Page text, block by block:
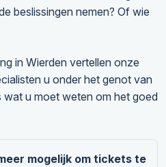
beslissingen nemen? Of wie
in Wierden vertellen onze
u onder het genot van
u moet weten om het goed
mogelijk om tickets te